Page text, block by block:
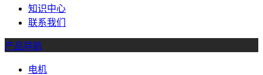
知识中心
联系我们
产品导航
电机